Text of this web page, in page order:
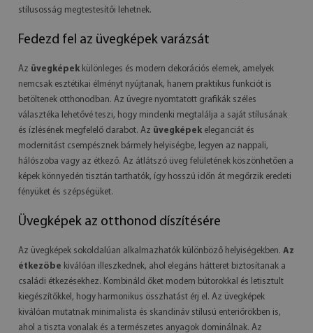
stílusosság megtestesítői lehetnek.
Fedezd fel az üvegképek varázsát
Az üvegképek különleges és modern dekorációs elemek, amelyek
nemcsak esztétikai élményt nyújtanak, hanem praktikus funkciót is
betöltenek otthonodban. Az üvegre nyomtatott grafikák széles
választéka lehetővé teszi, hogy mindenki megtalálja a saját stílusának
és ízlésének megfelelő darabot. Az üvegképek eleganciát és
modernitást csempésznek bármely helyiségbe, legyen az nappali,
hálószoba vagy az étkező. Az átlátszó üveg felületének köszönhetően a
képek könnyedén tisztán tarthatók, így hosszú időn át megőrzik eredeti
fényüket és szépségüket.
Üvegképek az otthonod díszítésére
Az üvegképek sokoldalúan alkalmazhatók különböző helyiségekben. Az
étkezőbe kiválóan illeszkednek, ahol elegáns hátteret biztosítanak a
családi étkezésekhez. Kombináld őket modern bútorokkal és letisztult
kiegészítőkkel, hogy harmonikus összhatást érj el. Az üvegképek
kiválóan mutatnak minimalista és skandináv stílusú enteriőrökben is,
ahol a tiszta vonalak és a természetes anyagok dominálnak. Az